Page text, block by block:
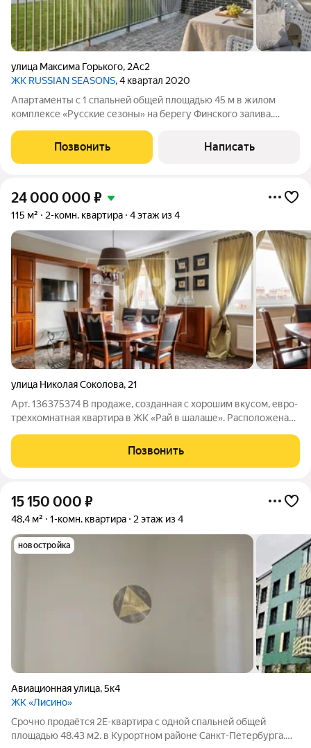
улица Максима Горького, 2Ас2
ЖК RUSSIAN SEASONS, 4 квартал 2020
Апартаменты с 1 спальней общей площадью 45 м в жилом
комплексе «Русские сезоны» на берегу Финского залива.
окружение в естественное продолжение интерьера, а
Позвонить Написать
24 000 000 ₽
115 м² 2-комн. квартира 4 этаж из 4
улица Николая Соколова, 21
Арт. 136375374 В продаже, созданная с хорошим вкусом, евро-
трехкомнатная квартира в ЖК «Рай в шалаше». Расположена
Функциональная планировка площадью 115м2 включает:
мастер-спальню со
Позвонить
15 150 000 ₽
48,4 м² 1-комн. квартира 2 этаж из 4
новостройка
Авиационная улица,5к4
ЖК «Лисино»
Срочно продаётся 2Е-квартира с одной спальней общей
площадью 48.43 м2. в Курортном районе Санкт-Петербурга.